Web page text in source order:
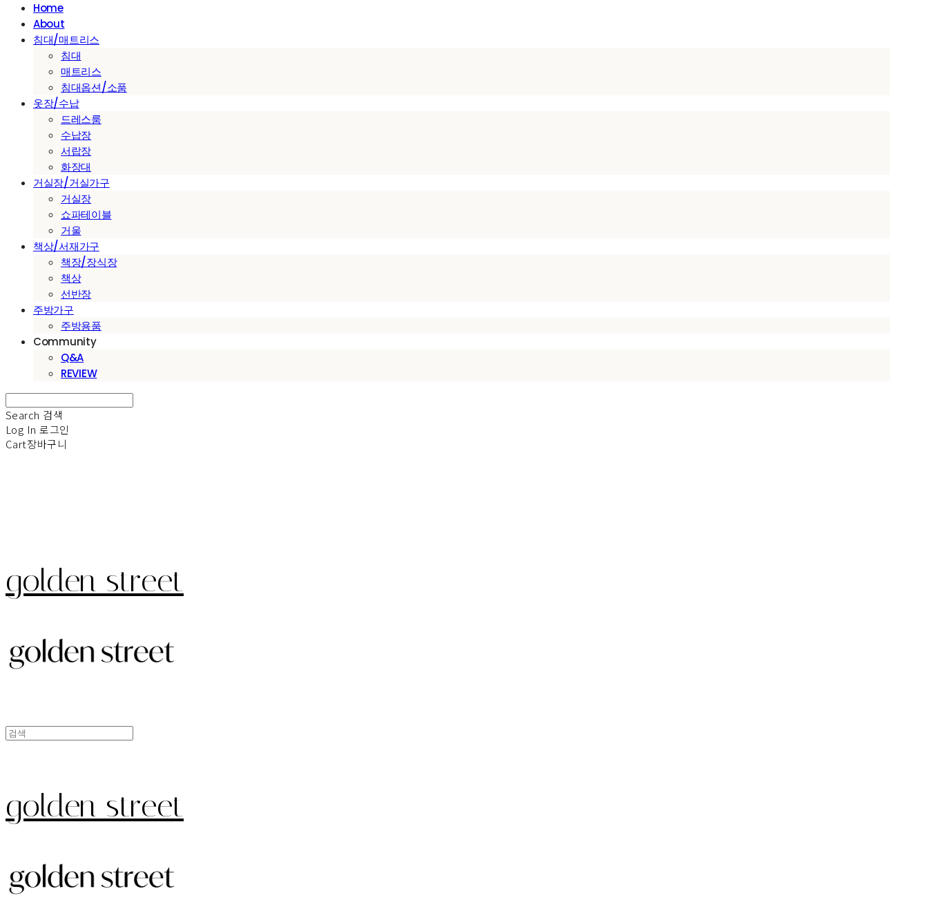
Home
About
침대/매트리스
침대
매트리스
침대옵션/소품
옷장/수납
드레스룸
수납장
서랍장
화장대
거실장/거실가구
거실장
쇼파테이블
거울
책상/서재가구
책장/장식장
책상
선반장
주방가구
주방용품
Community
Q&A
REVIEW
Search 검색
Log In 로그인
Cart장바구니
golden street
golden street